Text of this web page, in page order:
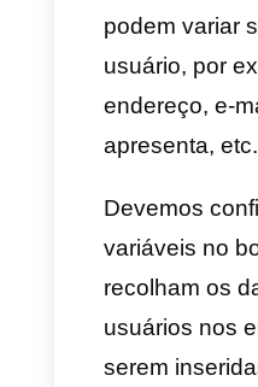
Google
fluxos
através
Callbell)